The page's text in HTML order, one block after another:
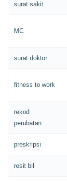
surat sakit
MC
surat doktor
fitness to work
rekod
perubatan
preskripsi
resit bil